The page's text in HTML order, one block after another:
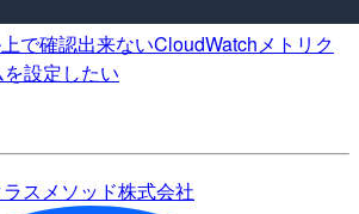
で確認出来ないCloudWatchメトリク
設定したい
ラスメソッド株式会社